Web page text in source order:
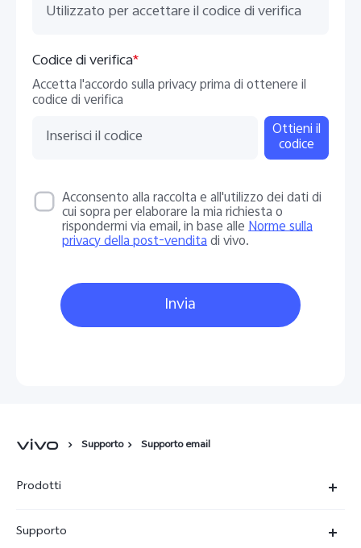
Codice di verifica*
Accetta l'accordo sulla privacy prima di ottenere il
codice di verifica
Ottieni il
codice
Acconsento alla raccolta e all'utilizzo dei dati di
cui sopra per elaborare la mia richiesta o
rispondermi via email, in base alleNorme sulla
privacy della post-venditadi vivo.
Invia
Supporto Supporto email
Prodotti
Supporto